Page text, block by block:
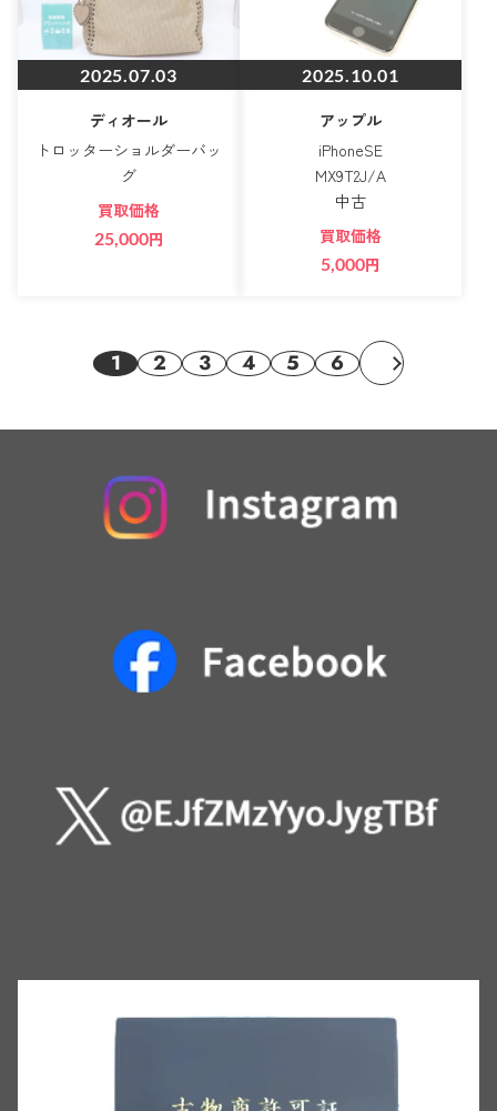
2025.07.03
ディオール
トロッターショルダーバッ
グ
買取価格
25,000円
2025.10.01
アップル
iPhoneSE
MX9T2J/A
中古
買取価格
5,000円
1 2 3 4 5 6